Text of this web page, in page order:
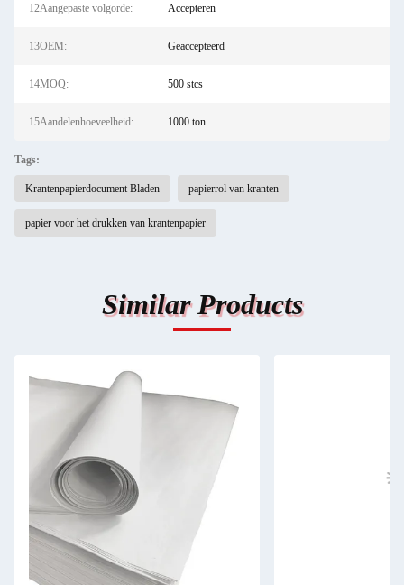
12Aangepaste volgorde: Accepteren
13OEM: Geaccepteerd
14MOQ: 500 stcs
15Aandelenhoeveelheid: 1000 ton
Tags:
Krantenpapierdocument Bladen papierrol van kranten
papier voor het drukken van krantenpapier
Similar Products